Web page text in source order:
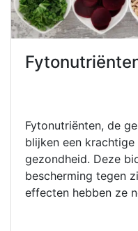
Fytonutriënten, de
blijken een
gezondheid. Deze
bescherming tegen
effecten hebben ze